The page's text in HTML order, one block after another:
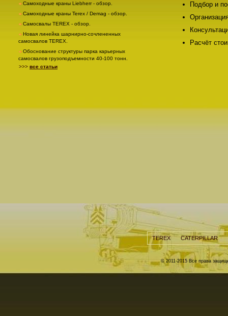
Самоходные краны Liebherr - обзор.
Самоходные краны Terex / Demag - обзор.
Самосвалы TEREX - обзор.
Новая линейка шарнирно-сочлененных
самосвалов TEREX.
Обоснование структуры парка карьерных
самосвалов грузоподъемности 40-100 тонн.
>>> все статьи
Подбор и
Расчёт
TEREX CATERPILLAR
© 2011-2015 Все права